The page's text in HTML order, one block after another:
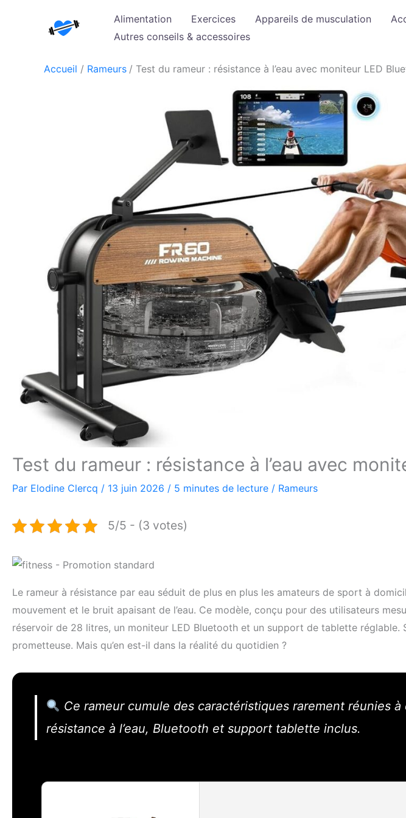
Alimentation Exercices Appareils de musculation
Autres conseils & accessoires
Accueil Rameurs Test du rameur : résistance à l’eau avec moniteur LED
Test du rameur : résistance à l’eau avec
Par Elodine Clercq / 13 juin 2026 / 5 minutes de lecture / Rameurs
5/5 - (3 votes)
Le rameur à résistance par eau séduit de plus en plus les amateurs de sport à
mouvement et le bruit apaisant de l’eau. Ce modèle, conçu pour des utilisateurs
réservoir de 28 litres, un moniteur LED Bluetooth et un support de tablette réglable.
prometteuse. Mais qu’en est-il dans la réalité du quotidien ?
Ce rameur cumule des caractéristiques rarement réunies
résistance à l’eau, Bluetooth et support tablette inclus.